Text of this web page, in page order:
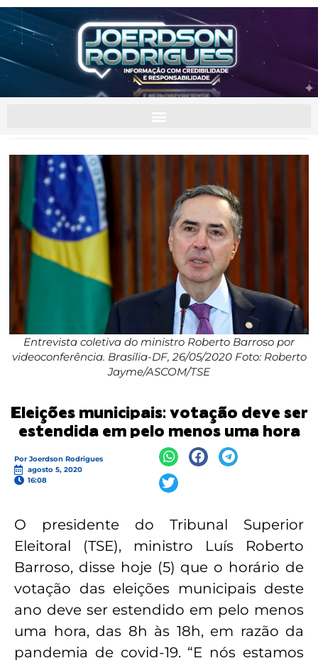
Entrevista coletiva do ministro Roberto Barroso por
videoconferência. Brasília-DF, 26/05/2020 Foto: Roberto
Jayme/ASCOM/TSE
Eleições municipais: votação deve ser
estendida em pelo menos uma hora
Por Joerdson Rodrigues
agosto 5, 2020
16:08
O presidente do Tribunal Superior
Eleitoral (TSE), ministro Luís Roberto
Barroso, disse hoje (5) que o horário de
votação das eleições municipais deste
ano deve ser estendido em pelo menos
uma hora, das 8h às 18h, em razão da
pandemia de covid-19. “E nós estamos